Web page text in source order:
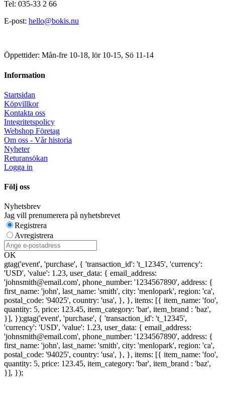
Tel: 035-33 2 66
E-post: hello@bokis.nu
Öppettider: Mån-fre 10-18, lör 10-15, Sö 11-14
Information
Startsidan
Köpvillkor
Kontakta oss
Integritetspolicy
Webshop Företag
Om oss - Vår historia
Nyheter
Returansökan
Logga in
Följ oss
Nyhetsbrev
Jag vill prenumerera på nyhetsbrevet
Registrera
Avregistrera
OK
gtag('event', 'purchase', { 'transaction_id': 't_12345', 'currency':
'USD', 'value': 1.23, user_data: { email_address:
'johnsmith@email.com', phone_number: '1234567890', address: {
first_name: 'john', last_name: 'smith', city: 'menlopark', region: 'ca',
postal_code: '94025', country: 'usa', }, }, items: [{ item_name: 'foo',
quantity: 5, price: 123.45, item_category: 'bar', item_brand : 'baz',
}], });gtag('event', 'purchase', { 'transaction_id': 't_12345',
'currency': 'USD', 'value': 1.23, user_data: { email_address:
'johnsmith@email.com', phone_number: '1234567890', address: {
first_name: 'john', last_name: 'smith', city: 'menlopark', region: 'ca',
postal_code: '94025', country: 'usa', }, }, items: [{ item_name: 'foo',
quantity: 5, price: 123.45, item_category: 'bar', item_brand : 'baz',
}], });